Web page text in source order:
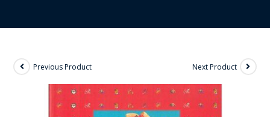
Previous Product Next Product